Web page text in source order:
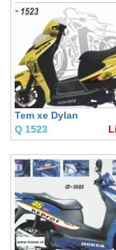
Tem xe Dylan
Q 1523